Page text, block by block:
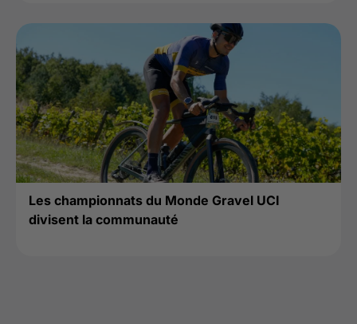
Les championnats du Monde Gravel UCI
divisent la communauté